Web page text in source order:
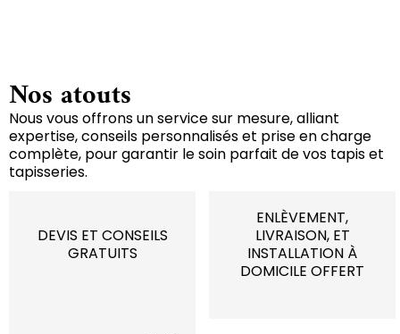
Nos atouts
Nous vous offrons un service sur mesure, alliant
expertise, conseils personnalisés et prise en charge
complète, pour garantir le soin parfait de vos tapis et
tapisseries.
DEVIS ET CONSEILS
GRATUITS
ENLÈVEMENT,
LIVRAISON, ET
INSTALLATION À
DOMICILE OFFERT